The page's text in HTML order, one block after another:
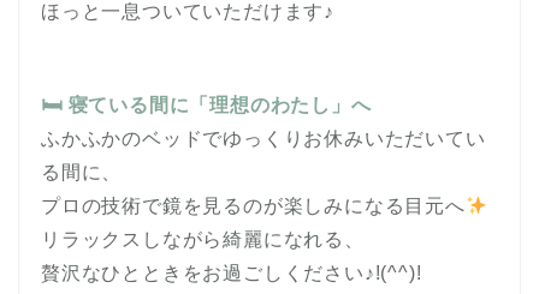
ほっと一息ついていただけます♪
🛏 寝ている間に「理想のわたし」へ
ふかふかのベッドでゆっくりお休みいただいてい
る間に、
プロの技術で鏡を見るのが楽しみになる目元へ
リラックスしながら綺麗になれる、
贅沢なひとときをお過ごしください♪!(^^)!